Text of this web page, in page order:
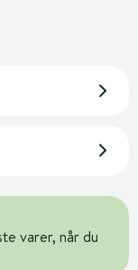
varer, når du